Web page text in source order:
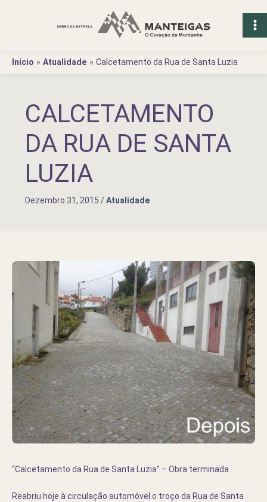
Início
Atualidade Calcetamento da Rua de Santa Luzia
CALCETAMENTO
DA RUA DE SANTA
LUZIA
Dezembro 31, 2015 /Atualidade
“Calcetamento da Rua de Santa Luzia” – Obra terminada
Reabriu hoje à circulação automóvel o troço da Rua de Santa